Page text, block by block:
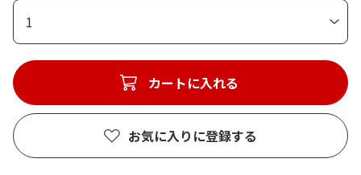
1
カートに入れる
お気に入りに登録する